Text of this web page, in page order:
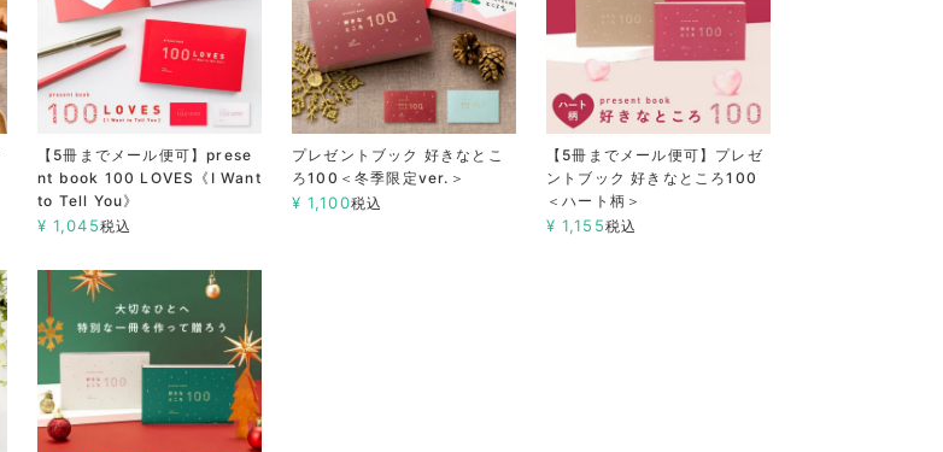
【5冊までメール便可】prese
nt book 100 LOVES《I Want
to Tell You》
¥ 1,045税込
プレゼントブック 好きなとこ
ろ100＜冬季限定ver.＞
¥ 1,100税込
【5冊までメール便可】プレゼ
ントブック 好きなところ100
＜ハート柄＞
¥ 1,155税込